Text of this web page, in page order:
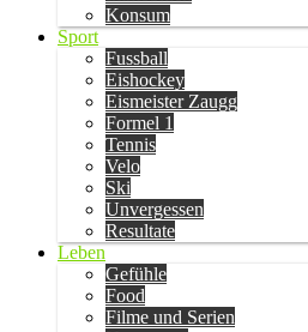
Konsum
Sport
Fussball
Eishockey
Eismeister Zaugg
Formel 1
Tennis
Velo
Ski
Unvergessen
Resultate
Leben
Gefühle
Food
Filme und Serien